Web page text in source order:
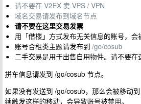
请不要在 V2EX 卖 VPS / VPN
域名交易请发布到域名节点
请不要在这里交易发票
用「借楼」方式发布无关信息的账号，会
账号合租类主题请发布到 /go/cosub
二手交易是用于出售自用物件。请不要在
拼车信息请发到 /go/cosub 节点。
如果没有发送到 /go/cosub，那么会被移动
续触发这样的移动，会导致账号被禁用。